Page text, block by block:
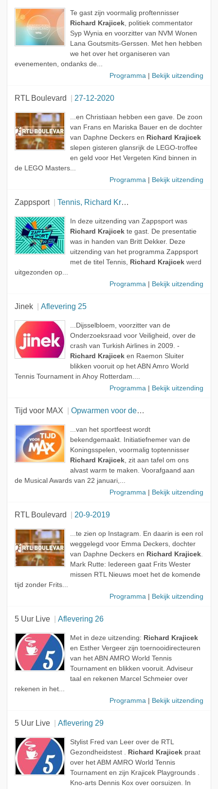
Te gast zijn voormalig proftennisser
Richard Krajicek, politiek commentator
Syp Wynia en voorzitter van NVM Wonen
Lana Goutsmits-Gerssen. Met hen hebben
we het over het organiseren van
evenementen, ondanks de...
Programma
Bekijk uitzending
RTL Boulevard 27-12-2020
...en Christiaan hebben een gave. De zoon
van Frans en Mariska Bauer en de dochter
van Daphne Deckers en Richard Krajicek
slepen gisteren glansrijk de LEGO-troffee
en geld voor Het Vergeten Kind binnen in
de LEGO Masters...
Programma
Bekijk uitzending
Zappsport Tennis, Richard Krajicek
In deze uitzending van Zappsport was
Richard Krajicekte gast. De presentatie
was in handen van Britt Dekker. Deze
uitzending van het programma Zappsport
met de titel Tennis, Richard Krajicekwerd
uitgezonden op...
Programma
Bekijk uitzending
Jinek Aflevering 25
...Dijsselbloem, voorzitter van de
Onderzoeksraad voor Veiligheid, over de
crash van Turkish Airlines in 2009. -
Richard Krajiceken Raemon Sluiter
blikken vooruit op het ABN Amro World
Tennis Tournament in Ahoy Rotterdam....
Programma
Bekijk uitzending
Tijd voor MAX Opwarmen voor de Koningsspelen
...van het sportfeest wordt
bekendgemaakt. Initiatiefnemer van de
Koningsspelen, voormalig toptennisser
Richard Krajicek, zit aan tafel om ons
alvast warm te maken. Voorafgaand aan
de Musical Awards van 22 januari,...
Programma
Bekijk uitzending
RTL Boulevard 20-9-2019
...te zien op Instagram. En daarin is een rol
weggelegd voor Emma Deckers, dochter
van Daphne Deckers en Richard Krajicek.
Mark Rutte: Iedereen gaat Frits Wester
missen RTL Nieuws moet het de komende
tijd zonder Frits...
Programma
Bekijk uitzending
5 Uur Live Aflevering 26
Met in deze uitzending: Richard Krajicek
en Esther Vergeer zijn toernooidirecteuren
van het ABN AMRO World Tennis
Tournament en blikken vooruit. Adviseur
taal en rekenen Marcel Schmeier over
rekenen in het...
Programma
Bekijk uitzending
5 Uur Live Aflevering 29
Stylist Fred van Leer over de RTL
Gezondheidstest . Richard Krajicekpraat
over het ABM AMRO World Tennis
Tournament en zijn Krajicek Playgrounds .
Kno-arts Dennis Kox over oorsuizen. In